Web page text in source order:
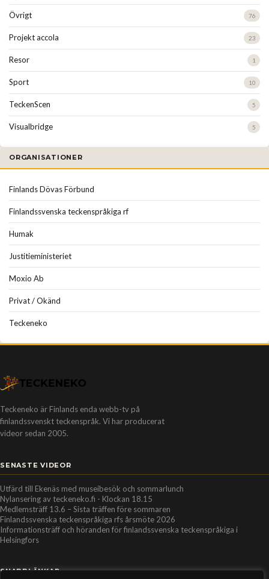
Övrigt 76
Projekt accola 23
Resor 1
Sport 10
TeckenScen 5
Visualbridge 5
ORGANISATIONER
Finlands Dövas Förbund
Finlandssvenska teckenspråkiga rf
Humak
Justitieministeriet
Moxio Ab
Privat / Okänd
Teckeneko
Teckeneko är Finlands enda webb-tv på
finlandssvenskt teckenspråk. Vi har producerat
videor sedan 2005.
SENASTE VIDEOR
Utfärd till Ekenäs med museibesök och sommarlunch
Nylansering av teckeneko.fi - Klockan 18.15
Medlemsträff 13.6 – Sista träffen före sommaren
Finlandssvenska teckenspråkiga rfs årsmöte 2026
Informationsträff och höranden för finlandssvenska teckenspråkiga i
Helsingfors
SNABBLÄNKAR